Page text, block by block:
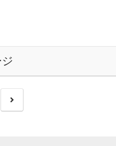
次